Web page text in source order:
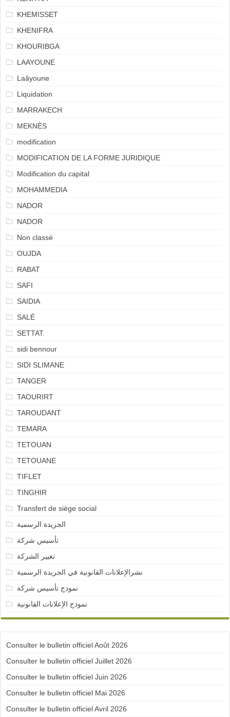
KHEMISSET
KHENIFRA
KHOURIBGA
LAAYOUNE
Laâyoune
Liquidation
MARRAKECH
MEKNÈS
modification
MODIFICATION DE LA FORME JURIDIQUE
Modification du capital
MOHAMMEDIA
NADOR
NADOR
Non classé
OUJDA
RABAT
SAFI
SAIDIA
SALÉ
SETTAT.
sidi bennour
SIDI SLIMANE
TANGER
TAOURIRT
TAROUDANT
TEMARA
TETOUAN
TETOUANE
TIFLET
TINGHIR
Transfert de siège social
الجريدة الرسمية
تأسيس شركة
تغيير الشركة
نشرالإعلانات القانونية في الجريدة الرسمية
نمودج تأسيس شركة
نموذج الإعلانات القانونية
Consulter le bulletin officiel Août 2026
Consulter le bulletin officiel Juillet 2026
Consulter le bulletin officiel Juin 2026
Consulter le bulletin officiel Mai 2026
Consulter le bulletin officiel Avril 2026